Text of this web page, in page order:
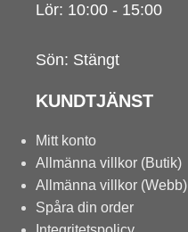
Lör: 10:00 - 15:00
Sön: Stängt
KUNDTJÄNST
Mitt konto
Allmänna villkor (Butik)
Allmänna villkor (Webb)
Spåra din order